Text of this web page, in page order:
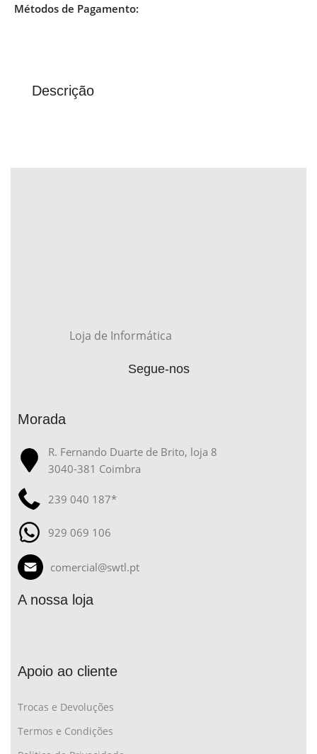
Métodos de Pagamento:
Descrição
Loja de Informática
Segue-nos
Morada
R. Fernando Duarte de Brito, loja 8
3040-381 Coimbra
239 040 187*
929 069 106
comercial@swtl.pt
A nossa loja
Apoio ao cliente
Trocas e Devoluções
Termos e Condições